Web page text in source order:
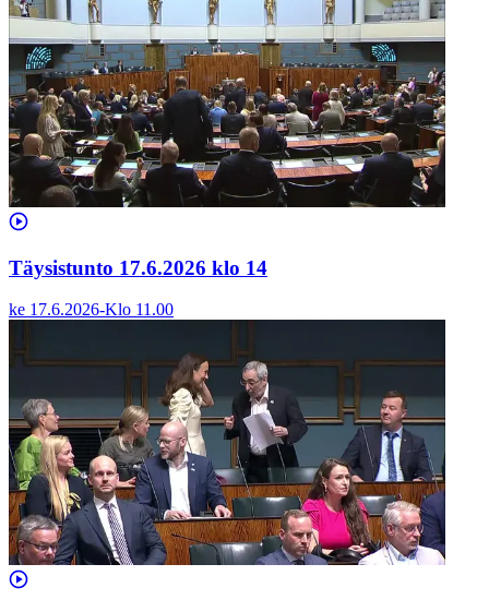
Täysistunto 17.6.2026 klo 14
ke 17.6.2026-Klo 11.00